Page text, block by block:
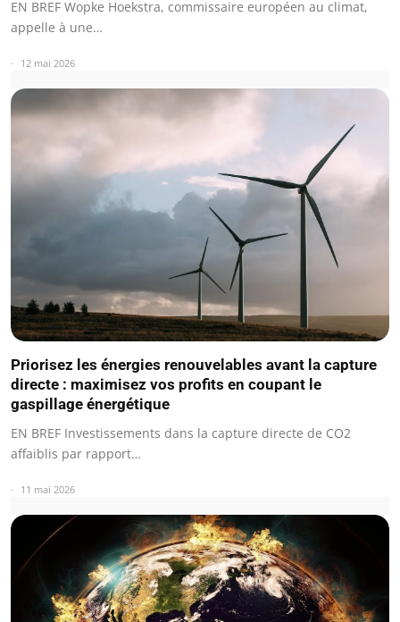
EN BREF Wopke Hoekstra, commissaire européen au climat,
appelle à une…
12 mai 2026
Priorisez les énergies renouvelables avant la capture
directe : maximisez vos profits en coupant le
gaspillage énergétique
EN BREF Investissements dans la capture directe de CO2
affaiblis par rapport…
11 mai 2026